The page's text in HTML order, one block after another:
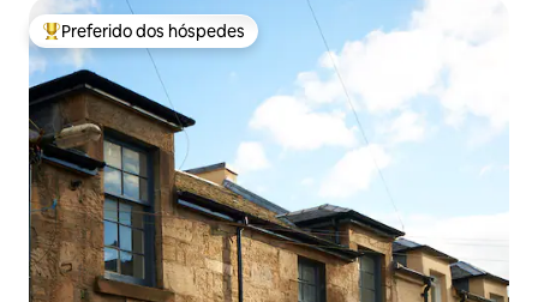
Entre os melhores preferidos dos hóspedes
Preferido dos hóspedes